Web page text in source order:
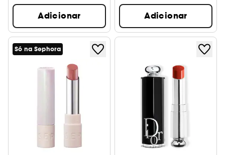
Adicionar Adicionar
Só na Sephora